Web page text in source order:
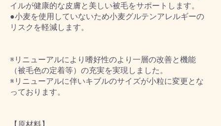
イルが健康的な皮膚と美しい被毛をサポートします。
●小麦を使用していないため小麦グルテンアレルギーの
リスクを軽減します。
※リニューアルにより嗜好性のより一層の改善と機能
（被毛色の定着等）の充実を実現しました。
※リニューアルに伴いキブルのサイズが小粒に変更とな
っております。